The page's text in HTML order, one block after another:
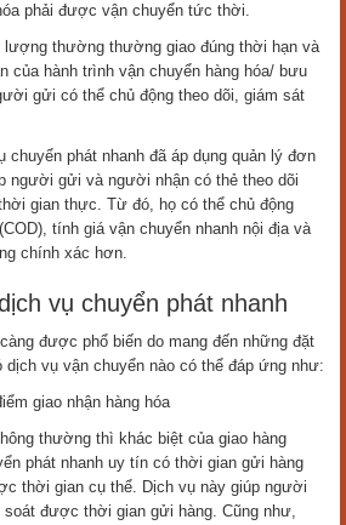
phải được vận chuyển tức thời.
lượng thường thường giao đúng thời hạn và
hành trình vận chuyển hàng hóa/ bưu
gửi có thể chủ động theo dõi, giám sát
chuyển phát nhanh đã áp dụng quản lý đơn
người gửi và người nhận có thẻ theo dõi
gian thực. Từ đó, họ có thể chủ động
tính giá vận chuyển nhanh nội địa và
chính xác hơn.
vụ chuyển phát nhanh
được phổ biến do mang đến những đặt
dịch vụ vận chuyển nào có thể đáp ứng như:
giao nhận hàng hóa
thường thì khác biệt của giao hàng
phát nhanh uy tín có thời gian gửi hàng
thời gian cụ thể. Dịch vụ này giúp người
được thời gian gửi hàng. Cũng như,